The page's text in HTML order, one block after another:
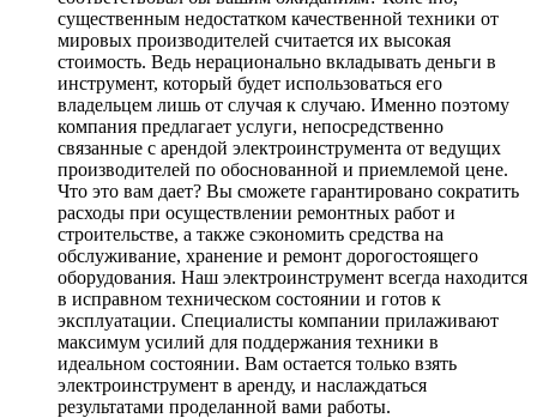
существенным недостатком качественной техники от
мировых производителей считается их высокая
стоимость. Ведь нерационально вкладывать деньги в
инструмент, который будет использоваться его
владельцем лишь от случая к случаю. Именно поэтому
компания предлагает услуги, непосредственно
связанные с арендой электроинструмента от ведущих
производителей по обоснованной и приемлемой цене.
Что это вам дает? Вы сможете гарантировано сократить
расходы при осуществлении ремонтных работ и
строительстве, а также сэкономить средства на
обслуживание, хранение и ремонт дорогостоящего
оборудования. Наш электроинструмент всегда находится
в исправном техническом состоянии и готов к
эксплуатации. Специалисты компании прилаживают
максимум усилий для поддержания техники в
идеальном состоянии. Вам остается только взять
электроинструмент в аренду, и наслаждаться
результатами проделанной вами работы.